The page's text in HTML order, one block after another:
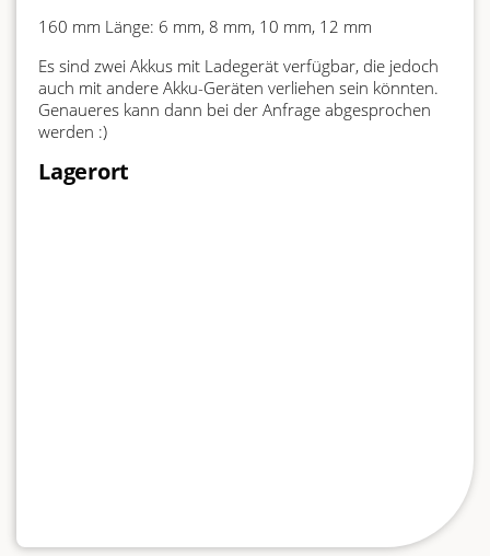
160 mm Länge: 6 mm, 8 mm, 10 mm, 12 mm
Es sind zwei Akkus mit Ladegerät verfügbar, die jedoch
auch mit andere Akku-Geräten verliehen sein könnten.
Genaueres kann dann bei der Anfrage abgesprochen
werden :)
Lagerort